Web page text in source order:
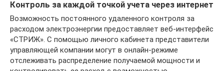
Контроль за каждой точкой учета через интернет
Возможность постоянного удаленного контроля за
расходом электроэнергии предоставляет веб-интерфейс
«СТРИЖ». С помощью личного кабинета представители
управляющей компании могут в онлайн-режиме
отслеживать распределение получаемой мощности и